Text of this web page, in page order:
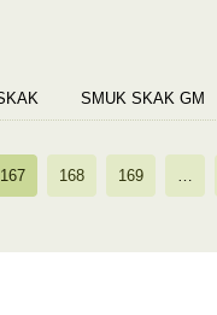
SMUK SKAK GM
167 168 169 …